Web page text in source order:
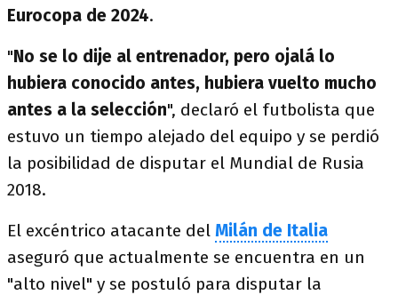
Eurocopa de 2024.
"No se lo dije al entrenador, pero ojalá lo
hubiera conocido antes, hubiera vuelto mucho
antes a la selección", declaró el futbolista que
estuvo un tiempo alejado del equipo y se perdió
la posibilidad de disputar el Mundial de Rusia
2018.
El excéntrico atacante del Milán de Italia
aseguró que actualmente se encuentra en un
"alto nivel" y se postuló para disputar la